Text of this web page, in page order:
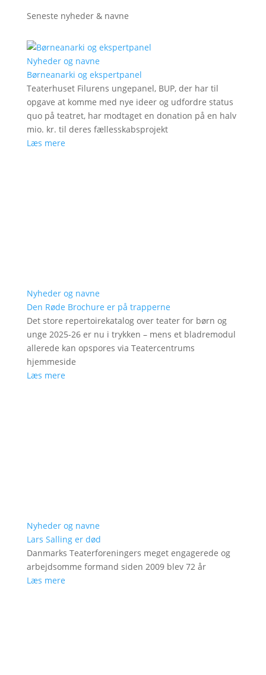
Seneste nyheder & navne
Nyheder og navne
Børneanarki og ekspertpanel
Teaterhuset Filurens ungepanel, BUP, der har til
opgave at komme med nye ideer og udfordre status
quo på teatret, har modtaget en donation på en halv
mio. kr. til deres fællesskabsprojekt
Læs mere
Nyheder og navne
Den Røde Brochure er på trapperne
Det store repertoirekatalog over teater for børn og
unge 2025-26 er nu i trykken – mens et bladremodul
allerede kan opspores via Teatercentrums
hjemmeside
Læs mere
Nyheder og navne
Lars Salling er død
Danmarks Teaterforeningers meget engagerede og
arbejdsomme formand siden 2009 blev 72 år
Læs mere